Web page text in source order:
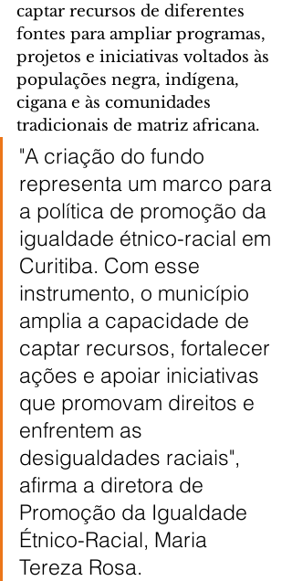
captar recursos de diferentes
fontes para ampliar programas,
projetos e iniciativas voltados às
populações negra, indígena,
cigana e às comunidades
tradicionais de matriz africana.
"A criação do fundo
representa um marco para
a política de promoção da
igualdade étnico-racial em
Curitiba. Com esse
instrumento, o município
amplia a capacidade de
captar recursos, fortalecer
ações e apoiar iniciativas
que promovam direitos e
enfrentem as
desigualdades raciais",
afirma a diretora de
Promoção da Igualdade
Étnico-Racial, Maria
Tereza Rosa.